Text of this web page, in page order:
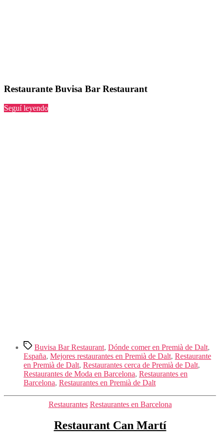
Restaurante Buvisa Bar Restaurant
Seguí leyendo“Buvisa
Etiquetas
Buvisa Bar Restaurant, Dónde comer en Premià de Dalt,
España, Mejores restaurantes en Premià de Dalt, Restaurante
en Premià de Dalt, Restaurantes cerca de Premià de Dalt,
Restaurantes de Moda en Barcelona, Restaurantes en
Barcelona, Restaurantes en Premià de Dalt
Categorías
Restaurantes Restaurantes en Barcelona
Restaurant Can Martí